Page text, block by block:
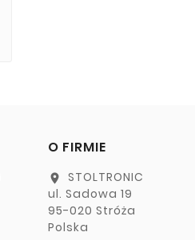
O FIRMIE
location_on
STOLTRONIC
ul. Sadowa 19
95-020 Stróża
Polska